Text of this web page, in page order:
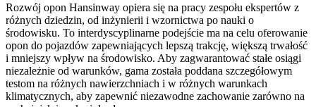
Rozwój opon Hansinway opiera się na pracy zespołu ekspertów z
różnych dziedzin, od inżynierii i wzornictwa po nauki o
środowisku. To interdyscyplinarne podejście ma na celu oferowanie
opon do pojazdów zapewniających lepszą trakcję, większą trwałość
i mniejszy wpływ na środowisko. Aby zagwarantować stałe osiągi
niezależnie od warunków, gama została poddana szczegółowym
testom na różnych nawierzchniach i w różnych warunkach
klimatycznych, aby zapewnić niezawodne zachowanie zarówno na